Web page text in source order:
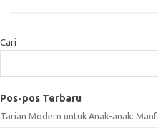
Cari
Pos-pos Terbaru
Tarian Modern untuk Anak-anak: